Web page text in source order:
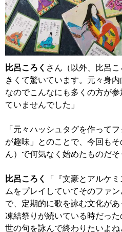
比呂ころく さん（以外、比呂
きくて驚いています。元々身
なのでこんなにも多くの方が
ていませんでした」
「元々ハッシュタグを作って
が趣味」とのことで、今回も
ん）で何気なく始めたものだそ
比呂ころく
「『文豪とアルケ
ムをプレイしていてそのファ
で、定期的に歌を詠む文化があ
凍結祭りが続いている時だっ
世の句を詠んで終わりたいよ